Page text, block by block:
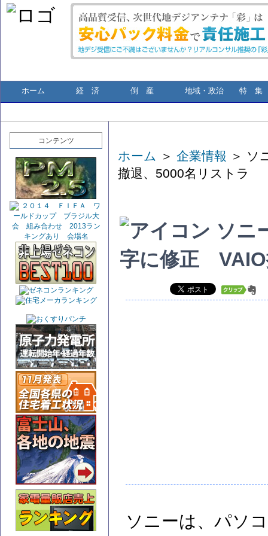
ホーム 経 済 倒 産 地域・政治 特 集
コンテンツ
ホーム ＞ 企業情報 ＞ ソ
撤退、5000名リストラ
ソニ
字に修正 VAIO
ソニーは、パソ